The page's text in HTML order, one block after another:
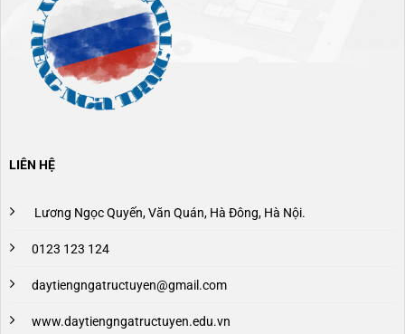
LIÊN HỆ
Lương Ngọc Quyến, Văn Quán, Hà Đông, Hà Nội.
0123 123 124
daytiengngatructuyen@gmail.com
www.daytiengngatructuyen.edu.vn